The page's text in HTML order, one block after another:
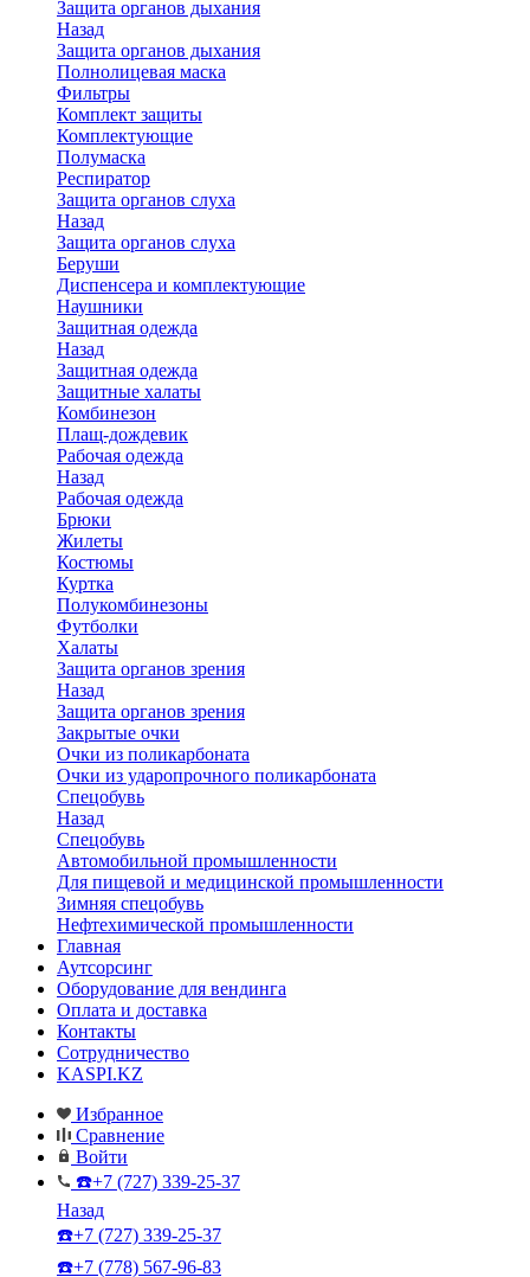
Защита органов дыхания
Назад
Защита органов дыхания
Полнолицевая маска
Фильтры
Комплект защиты
Комплектующие
Полумаска
Респиратор
Защита органов слуха
Назад
Защита органов слуха
Беруши
Диспенсера и комплектующие
Наушники
Защитная одежда
Назад
Защитная одежда
Защитные халаты
Комбинезон
Плащ-дождевик
Рабочая одежда
Назад
Рабочая одежда
Брюки
Жилеты
Костюмы
Куртка
Полукомбинезоны
Футболки
Халаты
Защита органов зрения
Назад
Защита органов зрения
Закрытые очки
Очки из поликарбоната
Очки из ударопрочного поликарбоната
Спецобувь
Назад
Спецобувь
Автомобильной промышленности
Для пищевой и медицинской промышленности
Зимняя спецобувь
Нефтехимической промышленности
Главная
Аутсорсинг
Оборудование для вендинга
Оплата и доставка
Контакты
Сотрудничество
KASPI.KZ
Избранное
Сравнение
Войти
☎️+7 (727) 339-25-37
Назад
☎️+7 (727) 339-25-37
☎️+7 (778) 567-96-83